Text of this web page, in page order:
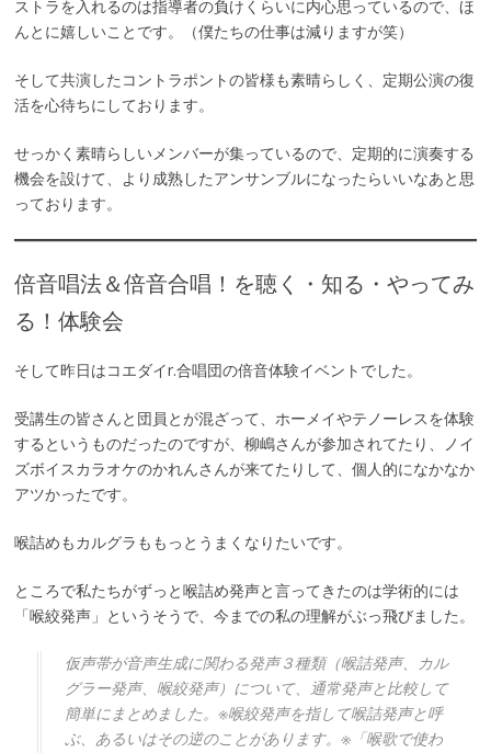
ストラを入れるのは指導者の負けくらいに内心思っているので、ほ
んとに嬉しいことです。（僕たちの仕事は減りますが笑）
そして共演したコントラポントの皆様も素晴らしく、定期公演の復
活を心待ちにしております。
せっかく素晴らしいメンバーが集っているので、定期的に演奏する
機会を設けて、より成熟したアンサンブルになったらいいなあと思
っております。
倍音唱法＆倍音合唱！を聴く・知る・やってみ
る！体験会
そして昨日はコエダイr.合唱団の倍音体験イベントでした。
受講生の皆さんと団員とが混ざって、ホーメイやテノーレスを体験
するというものだったのですが、柳嶋さんが参加されてたり、ノイ
ズボイスカラオケのかれんさんが来てたりして、個人的になかなか
アツかったです。
喉詰めもカルグラももっとうまくなりたいです。
ところで私たちがずっと喉詰め発声と言ってきたのは学術的には
「喉絞発声」というそうで、今までの私の理解がぶっ飛びました。
仮声帯が音声生成に関わる発声３種類（喉詰発声、カル
グラー発声、喉絞発声）について、通常発声と比較して
簡単にまとめました。※喉絞発声を指して喉詰発声と呼
ぶ、あるいはその逆のことがあります。※「喉歌で使わ